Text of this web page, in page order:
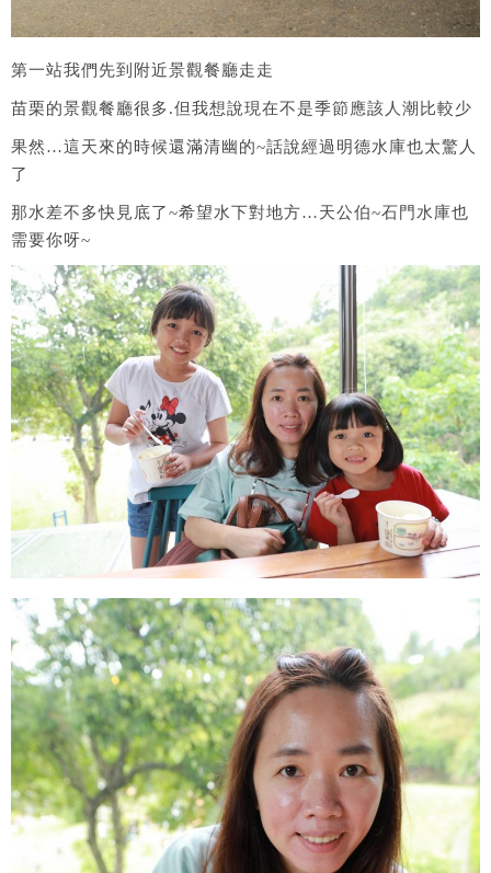
第一站我們先到附近景觀餐廳走走
苗栗的景觀餐廳很多.但我想說現在不是季節應該人潮比較少
果然…這天來的時候還滿清幽的~話說經過明德水庫也太驚人
了
那水差不多快見底了~希望水下對地方…天公伯~石門水庫也
需要你呀~